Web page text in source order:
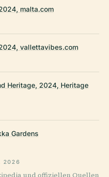
malta.com
vallettavibes.com
Heritage, 2024, Heritage
Gardens
2026
und offiziellen Quellen